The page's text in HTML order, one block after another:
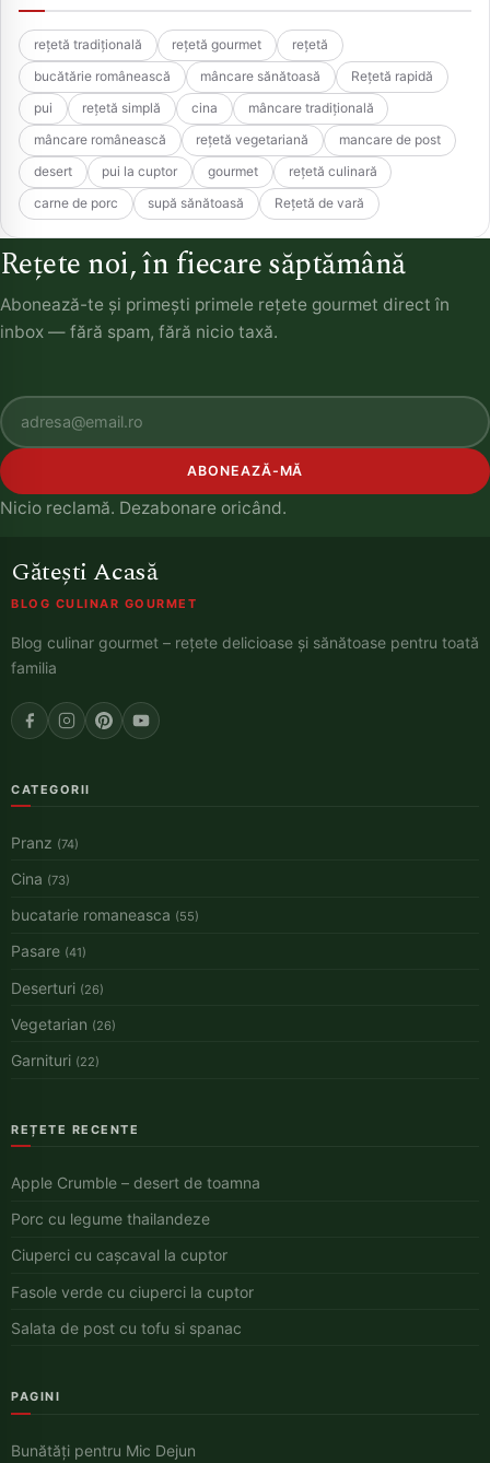
rețetă tradițională rețetă gourmet
rețetă
bucătărie românească
mâncare sănătoasă
Rețetă rapidă
pui
rețetă simplă cina
mâncare tradițională
mâncare românească
rețetă vegetariană
mancare de post
desert
pui la cuptor gourmet
rețetă culinară
carne de porc
supă sănătoasă Rețetă de vară
Rețete noi, în fiecare săptămână
Abonează-te și primești primele rețete gourmet direct în
inbox — fără spam, fără nicio taxă.
ABONEAZĂ-MĂ
Nicio reclamă. Dezabonare oricând.
Gătești Acasă
BLOG CULINAR GOURMET
Blog culinar gourmet – rețete delicioase și sănătoase pentru toată
familia
CATEGORII
Pranz (74)
Cina (73)
bucatarie romaneasca (55)
Pasare (41)
Deserturi (26)
Vegetarian (26)
Garnituri (22)
REȚETE RECENTE
Apple Crumble – desert de toamna
Porc cu legume thailandeze
Ciuperci cu cașcaval la cuptor
Fasole verde cu ciuperci la cuptor
Salata de post cu tofu si spanac
PAGINI
Bunătăți pentru Mic Dejun